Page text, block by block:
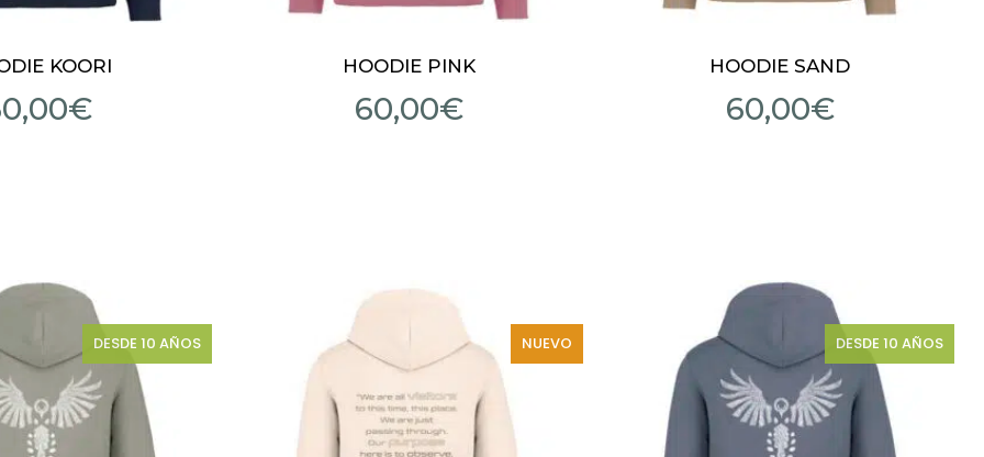
KOORI
€
HOODIE PINK
60,00€
HOODIE SAND
60,00€
DESDE 10 AÑOS NUEVO DESDE 10 AÑOS